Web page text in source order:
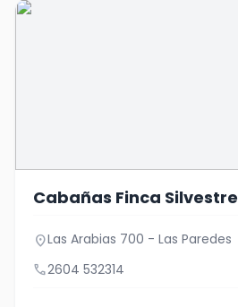
Cabañas Finca Silvestre
location_onLas Arabias 700 - Las Paredes
call2604 532314